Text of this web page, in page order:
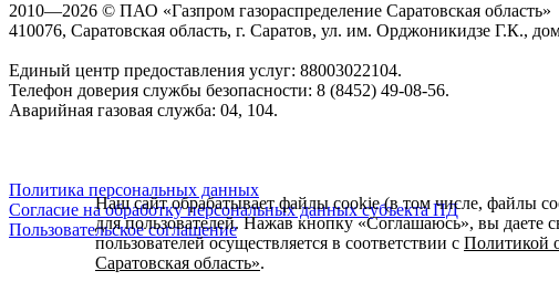
2010—2026 © ПАО «Газпром газораспределение Саратовская область»
410076, Саратовская область, г. Саратов, ул. им. Орджоникидзе Г.К.,
Единый центр предоставления услуг: 88003022104.
Телефон доверия службы безопасности: 8 (8452) 49-08-56.
Аварийная газовая служба: 04, 104.
Политика персональных данных
Согласие на обработку персональных данных субъекта ПД
Пользовательское соглашение
Наш сайт обрабатывает файлы cookie (в том числе, файлы
для пользователей. Нажав кнопку «Соглашаюсь», вы даете
пользователей осуществляется в соответствии с Политикой
Саратовская область».